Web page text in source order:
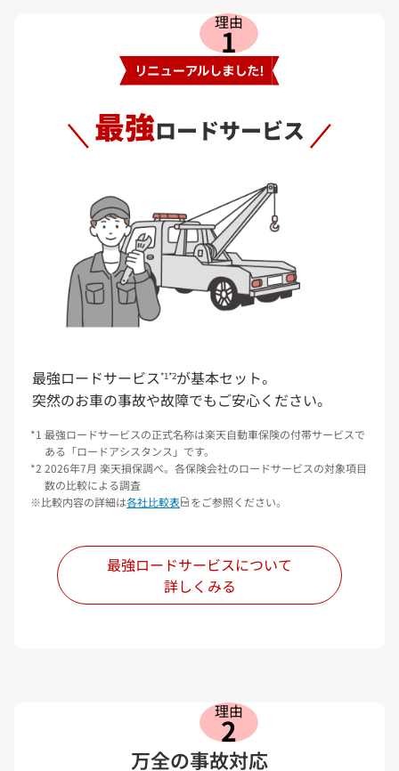
2
運転される方の情報
主に運転する方の年齢をご選択ください
35歳以上
車両保険
車両保険の希望をご選択ください
車両保険を付帯
する
4
自動車保険の加入状況
必須
現在加入されている自動車保険の保険料と
満期月をご選択ください
4万円超5万円以
満期月を選択する
楽天会員ログインが必要です。
ログインされていない場合は
楽天会員ログイン画面に遷移します。
理由
1
最強ロードサービス
最強ロードサービス*1*2が基本セット。
突然のお車の事故や故障でもご安心ください。
最強ロードサービスの正式名称は楽天自動車保険の付帯サービスで
ある「ロードアシスタンス」です。
2026年7月 楽天損保調べ。各保険会社のロードサービスの対象項目
数の比較による調査
比較内容の詳細は各社比較表 をご参照ください。
最強ロードサービスについて
詳しくみる
理由
2
万全の事故対応